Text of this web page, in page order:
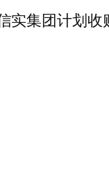
实集团计划